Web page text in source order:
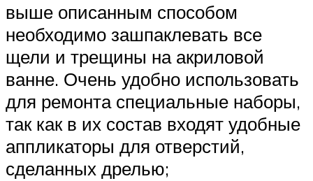
выше описанным способом
необходимо зашпаклевать все
щели и трещины на акриловой
ванне. Очень удобно использовать
для ремонта специальные наборы,
так как в их состав входят удобные
аппликаторы для отверстий,
сделанных дрелью;